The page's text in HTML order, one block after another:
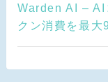
Warden AI – AI
クン消費を最大